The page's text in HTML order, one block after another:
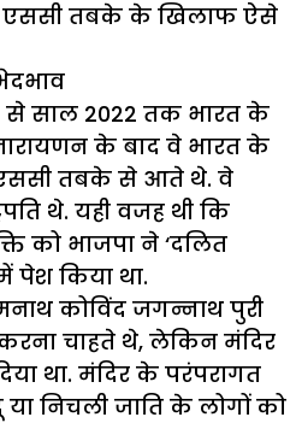
एससी तबके के खिलाफ ऐसे
से साल 2022 तक भारत के
के बाद वे भारत के
एससी तबके से आते थे. वे
थे. यही वजह थी कि
को भाजपा ने ‘दलित
पेश किया था.
कोविंद जगन्नाथ पुरी
चाहते थे, लेकिन मंदिर
था. मंदिर के परंपरागत
निचली जाति के लोगों को